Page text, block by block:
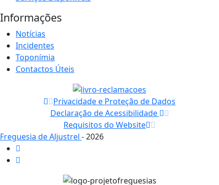
Informações
Notícias
Incidentes
Toponímia
Contactos Úteis
Privacidade e Proteção de Dados
Declaração de Acessibilidade
Requisitos do Website
Freguesia de Aljustrel - 2026